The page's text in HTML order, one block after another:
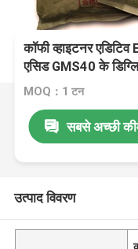
कॉफी व्हाइटनर
एसिड GMS40 के
MOQ：1 टन
सबसे अच्छी
उत्पाद विवरण